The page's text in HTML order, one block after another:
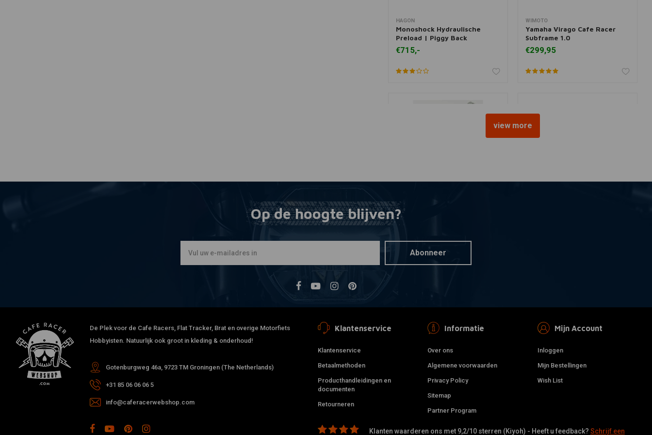
Toevoegen aan winkelwagen
HAGON
Monoshock Hydraulische
Preload | Piggy Back
€715,-
WIMOTO
Yamaha Virago Cafe Racer
Subframe 1.0
€299,95
€489,95
view more
Op de hoogte blijven?
Abonneer
De Plek voor de Cafe Racers, Flat Tracker, Brat en overige Motorfiets
Hobbyisten. Natuurlijk ook groot in kleding & onderhoud!
Gotenburgweg 46a, 9723 TM Groningen (The Netherlands)
+31 85 06 06 06 5
info@caferacerwebshop.com
Klantenservice
Klantenservice
Betaalmethoden
Producthandleidingen en
documenten
Retourneren
Informatie
Over ons
Algemene voorwaarden
Privacy Policy
Sitemap
Partner Program
Mijn Account
Inloggen
Mijn Bestellingen
Wish List
Klanten waarderen ons met 9,2/10 sterren (Kiyoh) - Heeft u feedback? Schrijf een